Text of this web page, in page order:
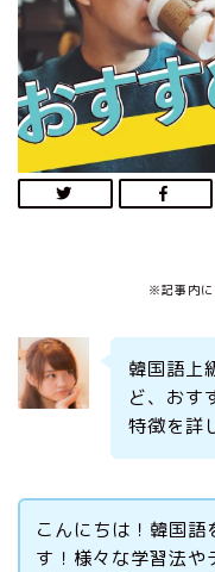
※記事内に
韓国語上
ど、おす
特徴を詳
こんにちは！韓国
す！様々な学習法や